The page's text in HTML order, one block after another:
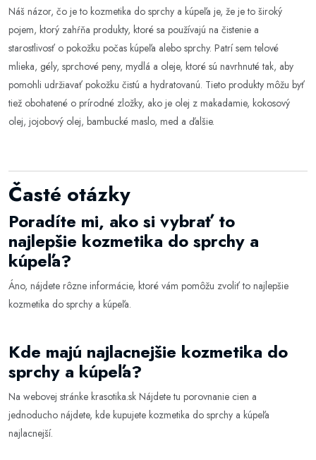
Náš názor, čo je to kozmetika do sprchy a kúpeľa je, že je to široký
pojem, ktorý zahŕňa produkty, ktoré sa používajú na čistenie a
starostlivosť o pokožku počas kúpeľa alebo sprchy. Patrí sem telové
mlieka, gély, sprchové peny, mydlá a oleje, ktoré sú navrhnuté tak, aby
pomohli udržiavať pokožku čistú a hydratovanú. Tieto produkty môžu byť
tiež obohatené o prírodné zložky, ako je olej z makadamie, kokosový
olej, jojobový olej, bambucké maslo, med a ďalšie.
Časté otázky
Poradíte mi, ako si vybrať to
najlepšie kozmetika do sprchy a
kúpeľa?
Áno, nájdete rôzne informácie, ktoré vám pomôžu zvoliť to najlepšie
kozmetika do sprchy a kúpeľa.
Kde majú najlacnejšie kozmetika do
sprchy a kúpeľa?
Na webovej stránke krasotika.sk Nájdete tu porovnanie cien a
jednoducho nájdete, kde kupujete kozmetika do sprchy a kúpeľa
najlacnejší.